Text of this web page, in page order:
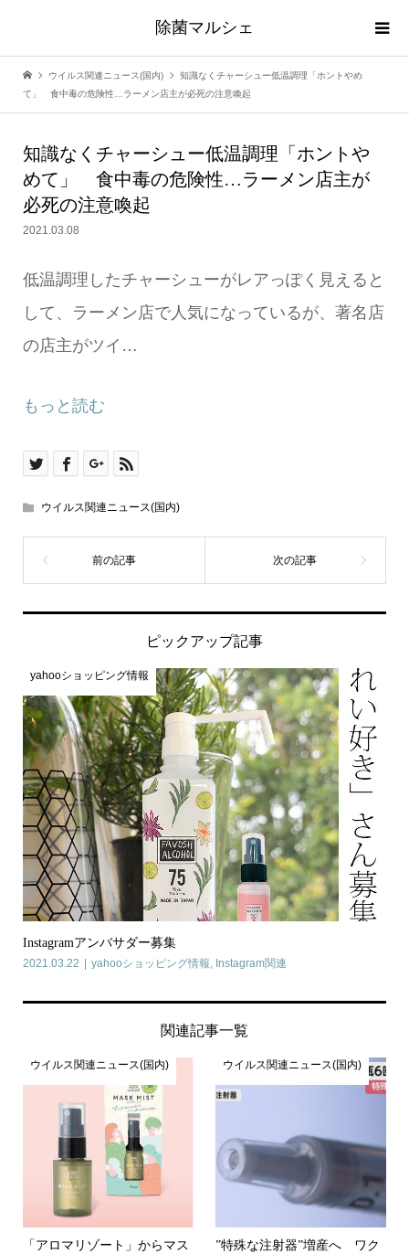
除菌マルシェ
ウイルス関連ニュース(国内)
知識なくチャーシュー低温調理「ホントやめ
て」 食中毒の危険性…ラーメン店主が必死の注意喚起
知識なくチャーシュー低温調理「ホントや
めて」 食中毒の危険性…ラーメン店主が
必死の注意喚起
2021.03.08
低温調理したチャーシューがレアっぽく見えると
して、ラーメン店で人気になっているが、著名店
の店主がツイ…
もっと読む
ウイルス関連ニュース(国内)
ピックアップ記事
yahooショッピング情報
Instagramアンバサダー募集
2021.03.22 yahooショッピング情報 Instagram関連
関連記事一覧
ウイルス関連ニュース(国内)
「アロマリゾート」からマス
ウイルス関連ニュース(国内)
”特殊な注射器”増産へ ワク